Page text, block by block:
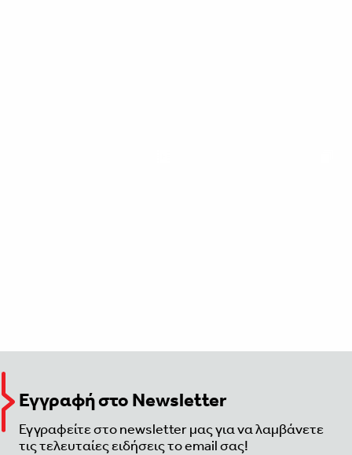
Εγγραφή στο Newsletter
Εγγραφείτε στο newsletter μας για να λαμβάνετε
τις τελευταίες ειδήσεις το email σας!